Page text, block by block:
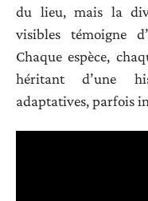
du lieu, mais la
visibles témoigne
Chaque espèce,
héritant d’une
adaptatives, parfois